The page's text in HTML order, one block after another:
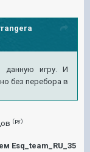
данную игру. И
без перебора в
(ру)
Esq_team_RU_35